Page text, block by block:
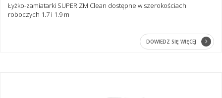
Łyżko-zamiatarki SUPER ZM Clean dostępne w szerokościach
roboczych 1.7 i 1.9 m
DOWIEDZ SIĘ WIĘCEJ